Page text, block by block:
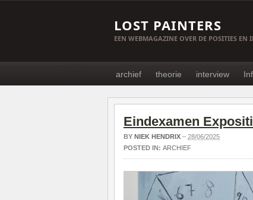
LOST PAINTERS
EEN WEBMAGAZINE OVER DE POSITIES EN
archief theorie interview
Eindexamen
BY NIEK HENDRIX – 28/06/2025
POSTED IN: ARCHIEF